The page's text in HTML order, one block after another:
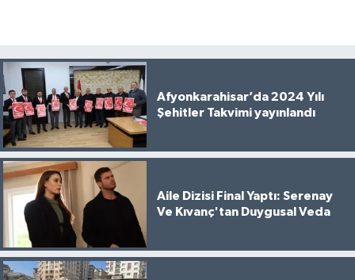
Afyonkarahisar’da 2024 Yılı
Şehitler Takvimi yayınlandı
Aile Dizisi Final Yaptı: Serenay
Ve Kıvanç'tan Duygusal Veda